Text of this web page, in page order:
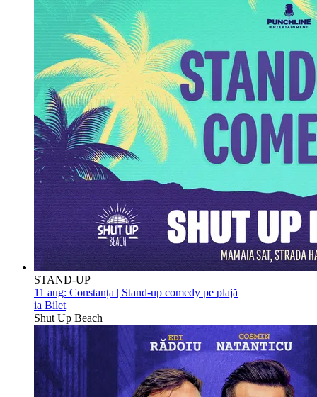
STAND-UP
11 aug: Constanța | Stand-up comedy pe plajă
ia Bilet
Shut Up Beach